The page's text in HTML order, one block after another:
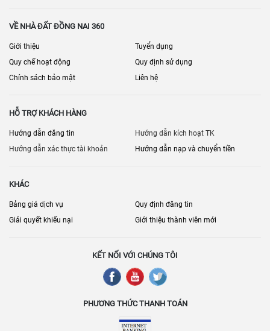
Quy hoạch 1/500 (nếu có), quy định xây dựng
Phí quản lý/duy tu nội khu
Lộ giới đường nội khu, vỉa hè
Rủi ro: chậm tiến độ, thay đổi quy hoạch
Vị trí lô: góc/đối diện công viên/gần tiện ích
[ Bán nhà đất Đồng Nai] • [Bán đất Đồng Nai ] • [Nhà đất Nhơn Trạch
VỀ NHÀ ĐẤT ĐỒNG NAI 360
Giới thiệu
Tuyển dụng
Quy chế hoạt động
Quy định sử dụng
Chính sách bảo mật
Liên hệ
HỖ TRỢ KHÁCH HÀNG
Hướng dẫn đăng tin
Hướng dẫn kích hoạt TK
Hướng dẫn xác thực tài khoản
Hướng dẫn nạp và chuyển tiền
KHÁC
Bảng giá dịch vụ
Quy định đăng tin
Giải quyết khiếu nại
Giới thiệu thành viên mới
KẾT NỐI VỚI CHÚNG TÔI
PHƯƠNG THỨC THANH TOÁN